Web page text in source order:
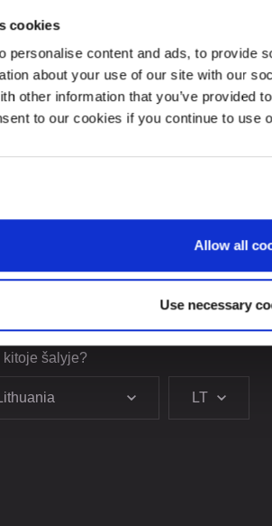
cookies
personalise content and ads, to provide
about your use of our site with our
other information that you’ve provided
to our cookies if you continue to use
Allow all
Use necessary
kitoje šalyje?
LT